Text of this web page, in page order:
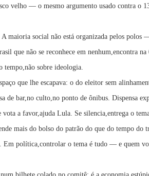
velho — o mesmo argumento usado contra o
maioria social não está organizada pelos polos
que não se reconhece em nenhum,encontra
sobre ideologia.
que lhe escapava: o do eleitor sem
de bar,no culto,no ponto de ônibus. Dispensa
a favor,ajuda Lula. Se silencia,entrega o
mais do bolso do patrão do que do tempo do
política,controlar o tema é tudo — e quem